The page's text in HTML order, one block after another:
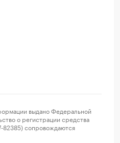
выдано Федеральной
о регистрации средства
82385) сопровождаются